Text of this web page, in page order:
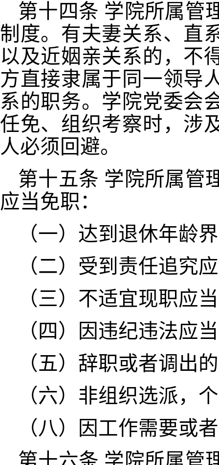
第十四条 学院所属管
制度。有夫妻关系、直
以及近姻亲关系的，不
方直接隶属于同一领导
系的职务。学院党委会
任免、组织考察时，涉
人必须回避。
第十五条 学院所属管
应当免职：
（一）达到退休年龄
（二）受到责任追究
（三）不适宜现职应
（四）因违纪违法应
（五）辞职或者调出
（六）非组织选派，
（八）因工作需要或